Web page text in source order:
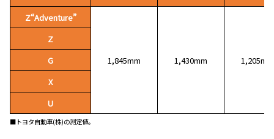
Z“Adventure”
1,845mm 1,430mm 1,205mm
Z
G
X
U
■トヨタ自動車(株)の測定値。